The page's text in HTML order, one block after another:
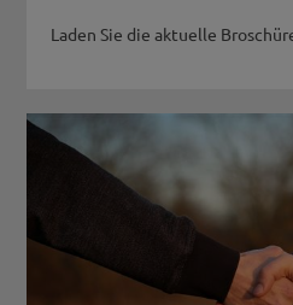
Laden Sie die aktuelle